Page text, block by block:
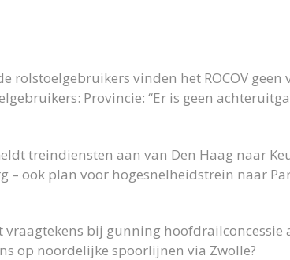
rolstoelgebruikers vinden het ROCOV
Provincie: “Er is geen
treindiensten aan van Den Haag naar
– ook plan voor hogesnelheidstrein naar
vraagtekens bij gunning hoofdrailconcessie
op noordelijke spoorlijnen via Zwolle?